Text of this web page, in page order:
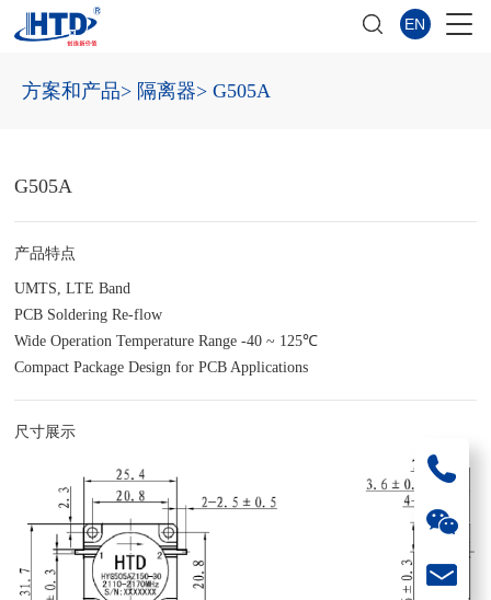
EN
方案和产品> 隔离器> G505A
G505A
产品特点
UMTS, LTE Band
PCB Soldering Re-flow
Wide Operation Temperature Range -40 ~ 125℃
Compact Package Design for PCB Applications
尺寸展示